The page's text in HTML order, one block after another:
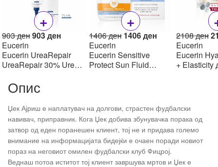
+
903денOriginal
was:
903 ден.
903ден
is:
903 ден.
Eucerin
Eucerin UreaRepair
UreaRepair 30% Urea
30% уреа 75 мл
+
1406ден Original
was:
1406 ден.
1406ден Current
1406 ден.
Eucerin
Eucerin Sensitive
Protect Sun Fluid
2108ден
Eucerin
Eucerin
+ Elasticity
Опис
Џек Ајриш е наплатувач на долгови, страстен фудбалски
навивач, приправник. Кога Џек добива збунувачка порака од
затвор од еден поранешен клиент, тој не и придава големо
внимание на информацијата бидејќи е очаен поради новиот
пораз на неговиот омилен фудбалски клуб Фицрој.
Веднаш потоа иститот тој клиент завршува мртов и Џек е